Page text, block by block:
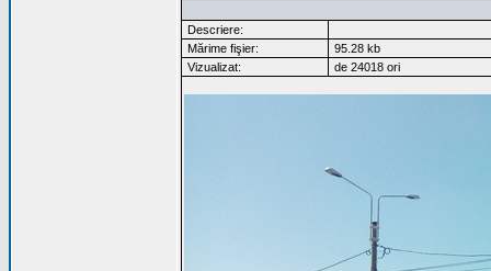
Descriere:
Mărime fişier:
95.28 kb
Vizualizat:
de 24018 ori